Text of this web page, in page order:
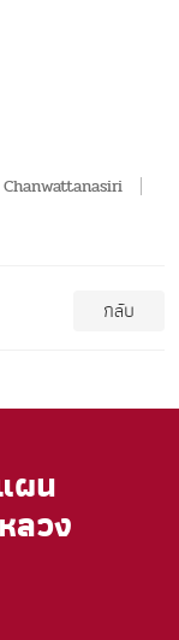
กลับ
ผน
ลวง